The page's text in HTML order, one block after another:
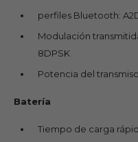
perfiles Bluetooth:
Modulación
8DPSK
Potencia del
Batería
Tiempo de carga